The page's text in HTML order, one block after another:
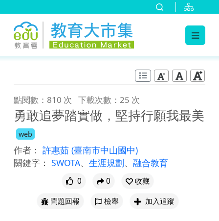
點閱數：810 次 下載次數：25 次
勇敢追夢踏實做，堅持行願我最美
web
作者： 許惠茹 (臺南市中山國中)
關鍵字： SWOTA、 生涯規劃、 融合教育
0 0
收藏
問題回報
檢舉 加入追蹤